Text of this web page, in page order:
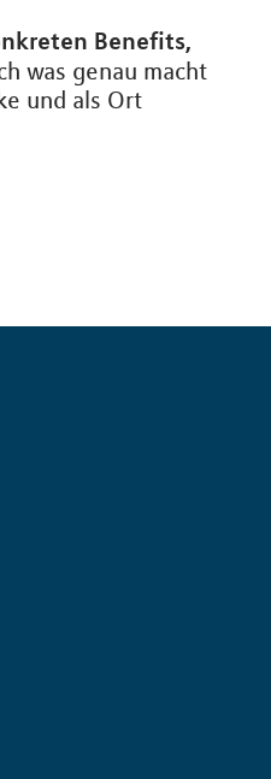
Benefits,
was genau macht
und als Ort